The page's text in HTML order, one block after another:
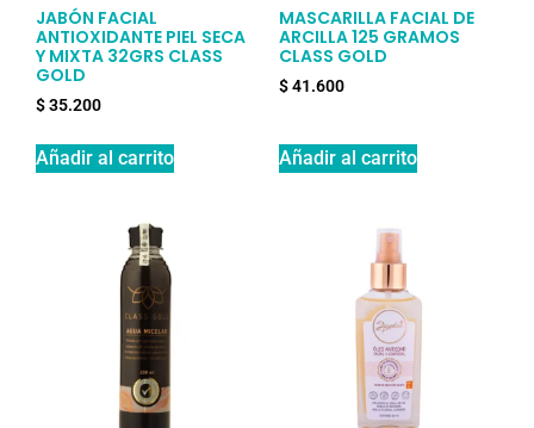
JABÓN FACIAL
ANTIOXIDANTE PIEL SECA
Y MIXTA 32GRS CLASS
GOLD
$35.200
Añadir al carrito
MASCARILLA FACIAL DE
ARCILLA 125 GRAMOS
CLASS GOLD
$41.600
Añadir al carrito